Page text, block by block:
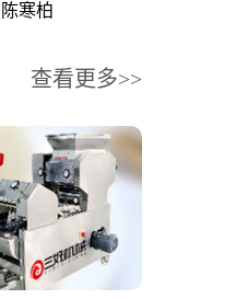
陈寒柏
查看更多>>